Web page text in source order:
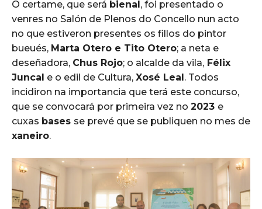
O certame, que será bienal, foi presentado o
venres no Salón de Plenos do Concello nun acto
no que estiveron presentes os fillos do pintor
bueués, Marta Otero e Tito Otero; a neta e
deseñadora, Chus Rojo; o alcalde da vila, Félix
Juncal e o edil de Cultura, Xosé Leal. Todos
incidiron na importancia que terá este concurso,
que se convocará por primeira vez no 2023 e
cuxas bases se prevé que se publiquen no mes de
xaneiro.